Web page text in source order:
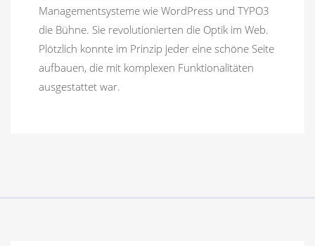
Managementsysteme wie WordPress und TYPO3
die Bühne. Sie revolutionierten die Optik im Web.
Plötzlich konnte im Prinzip jeder eine schöne Seite
aufbauen, die mit komplexen Funktionalitäten
ausgestattet war.